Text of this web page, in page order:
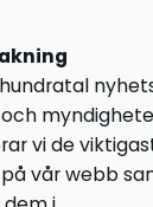
vi de
vår webb